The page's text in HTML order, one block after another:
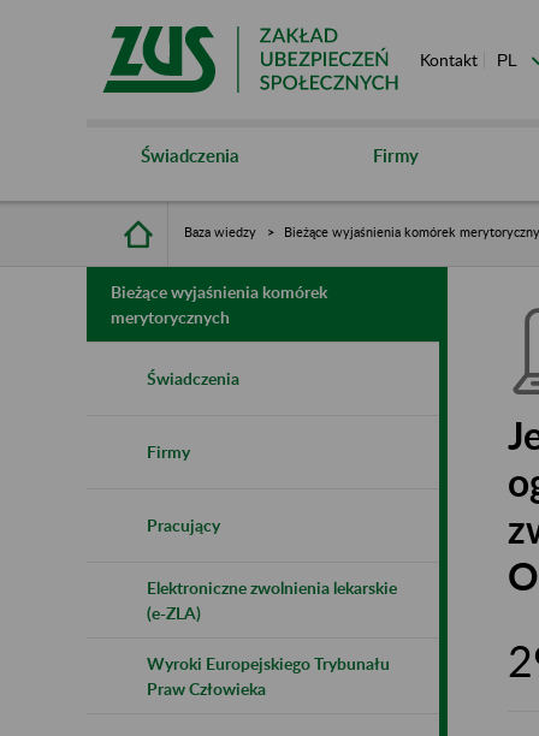
Kontakt
Świadczenia Firmy
Baza wiedzy Bieżące wyjaśnienia komórek
Bieżące wyjaśnienia komórek
merytorycznych
Świadczenia
Firmy
Pracujący
Elektroniczne zwolnienia lekarskie
(e-ZLA)
Wyroki Europejskiego Trybunału
Praw Człowieka